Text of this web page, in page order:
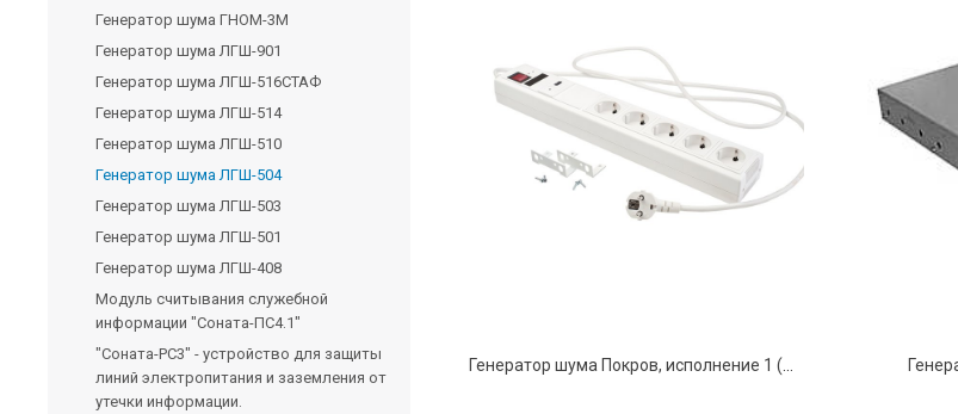
Генератор шума ГНОМ-3М
Генератор шума ЛГШ-901
Генератор шума ЛГШ-516СТАФ
Генератор шума ЛГШ-514
Генератор шума ЛГШ-510
Генератор шума ЛГШ-504
Генератор шума ЛГШ-503
Генератор шума ЛГШ-501
Генератор шума ЛГШ-408
Модуль считывания служебной
информации "Соната-ПС4.1"
"Соната-РС3" - устройство для защиты
линий электропитания и заземления от
утечки информации.